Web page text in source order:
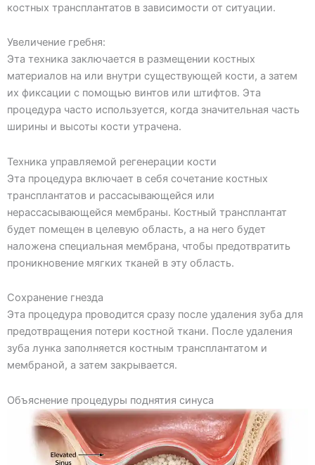
костных трансплантатов в зависимости от ситуации.
Увеличение гребня:
Эта техника заключается в размещении костных
материалов на или внутри существующей кости, а затем
их фиксации с помощью винтов или штифтов. Эта
процедура часто используется, когда значительная часть
ширины и высоты кости утрачена.
Техника управляемой регенерации кости
Эта процедура включает в себя сочетание костных
трансплантатов и рассасывающейся или
нерассасывающейся мембраны. Костный трансплантат
будет помещен в целевую область, а на него будет
наложена специальная мембрана, чтобы предотвратить
проникновение мягких тканей в эту область.
Сохранение гнезда
Эта процедура проводится сразу после удаления зуба для
предотвращения потери костной ткани. После удаления
зуба лунка заполняется костным трансплантатом и
мембраной, а затем закрывается.
Объяснение процедуры поднятия синуса